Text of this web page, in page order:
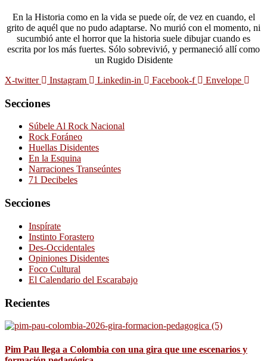
En la Historia como en la vida se puede oír, de vez en cuando, el
grito de aquél que no pudo adaptarse. No murió con el momento, ni
sucumbió ante el horror que la historia suele dibujar cuando es
escrita por los más fuertes. Sólo sobrevivió, y permaneció allí como
un Rugido Disidente
X-twitter
Instagram Linkedin-in Facebook-f Envelope
Secciones
Súbele Al Rock Nacional
Rock Foráneo
Huellas Disidentes
En la Esquina
Narraciones Transeúntes
71 Decibeles
Secciones
Inspírate
Instinto Forastero
Des-Occidentales
Opiniones Disidentes
Foco Cultural
El Calendario del Escarabajo
Recientes
Pim Pau llega a Colombia con una gira que une escenarios y